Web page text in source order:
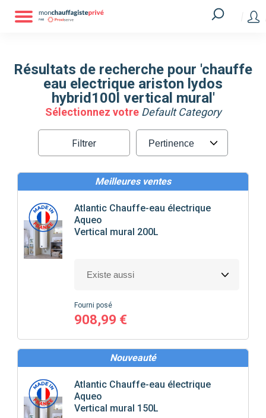
Résultats de recherche pour 'chauffe
eau electrique ariston lydos
hybrid100l vertical mural'
Sélectionnez votre Default Category
Filtrer
Meilleures ventes
Atlantic Chauffe-eau électrique
Aqueo
Vertical mural 200L
Fourni posé
908,99 €
Nouveauté
Atlantic Chauffe-eau électrique
Aqueo
Vertical mural 150L